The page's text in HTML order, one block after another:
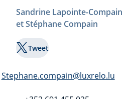
Sandrine Lapointe-Compain
et Stéphane Compain
Tweet
Stephane.compain@luxrelo.lu